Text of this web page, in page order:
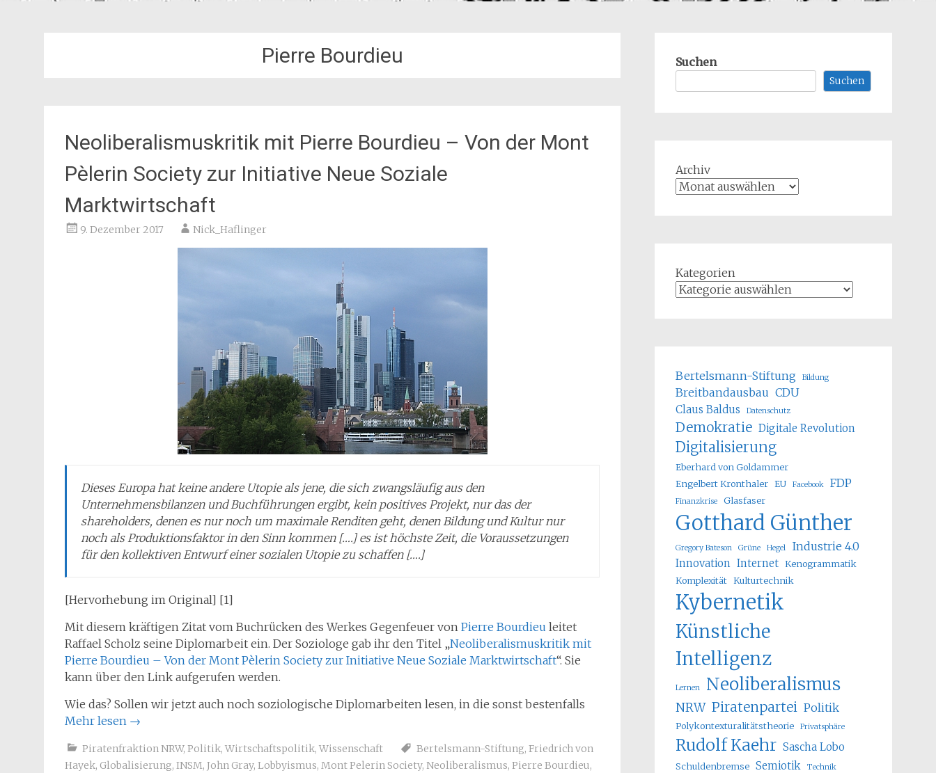
Pierre Bourdieu
Neoliberalismuskritik mit Pierre Bourdieu – Von der Mont
Pèlerin Society zur Initiative Neue Soziale
Marktwirtschaft
9. Dezember 2017 Nick_Haflinger
Dieses Europa hat keine andere Utopie als jene, die sich zwangsläufig aus den
Unternehmensbilanzen und Buchführungen ergibt, kein positives Projekt, nur das der
shareholders, denen es nur noch um maximale Renditen geht, denen Bildung und Kultur nur
noch als Produktionsfaktor in den Sinn kommen [….] es ist höchste Zeit, die Voraussetzungen
für den kollektiven Entwurf einer sozialen Utopie zu schaffen [….]
[Hervorhebung im Original] [1]
Mit diesem kräftigen Zitat vom Buchrücken des Werkes Gegenfeuer von Pierre Bourdieu leitet
Raffael Scholz seine Diplomarbeit ein. Der Soziologe gab ihr den Titel „Neoliberalismuskritik mit
Pierre Bourdieu – Von der Mont Pèlerin Society zur Initiative Neue Soziale Marktwirtschaft“. Sie
kann über den Link aufgerufen werden.
Wie das? Sollen wir jetzt auch noch soziologische Diplomarbeiten lesen, in die sonst bestenfalls
Mehr lesen →
Piratenfraktion NRW, Politik, Wirtschaftspolitik, Wissenschaft Bertelsmann-Stiftung, Friedrich von
Hayek, Globalisierung, INSM, John Gray, Lobbyismus, Mont Pelerin Society, Neoliberalismus, Pierre Bourdieu,
Suchen
Suchen
Archiv
Kategorien
Bertelsmann-Stiftung Bildung
Breitbandausbau CDU
Claus Baldus Datenschutz
Demokratie Digitale Revolution
Digitalisierung
Eberhard von Goldammer
Engelbert Kronthaler EU Facebook FDP
Finanzkrise Glasfaser
Gotthard Günther
Gregory Bateson Grüne Hegel Industrie 4.0
Innovation Internet Kenogrammatik
Komplexität Kulturtechnik
Kybernetik
Künstliche
Intelligenz
Lernen Neoliberalismus
NRW Piratenpartei Politik
Polykontexturalitätstheorie Privatsphäre
Rudolf Kaehr Sascha Lobo
Schuldenbremse Semiotik
Technik